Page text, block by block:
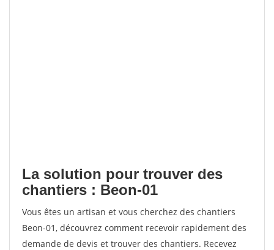
La solution pour trouver des
chantiers : Beon-01
Vous êtes un artisan et vous cherchez des chantiers
Beon-01, découvrez comment recevoir rapidement des
demande de devis et trouver des chantiers. Recevez